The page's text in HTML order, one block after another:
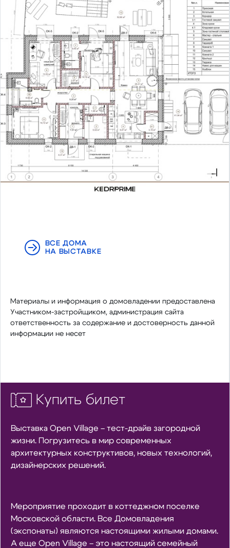
ВСЕ ДОМА
НА ВЫСТАВКЕ
Материалы и информация о домовладении предоставлена
Участником-застройщиком, администрация сайта
ответственность за содержание и достоверность данной
информации не несет
Купить билет
Выставка Open Village – тест-драйв загородной
жизни. Погрузитесь в мир современных
архитектурных конструктивов, новых технологий,
дизайнерских решений.
Мероприятие проходит в коттеджном поселке
Московской области. Все Домовладения
(экспонаты) являются настоящими жилыми домами.
А еще Open Village – это настоящий семейный